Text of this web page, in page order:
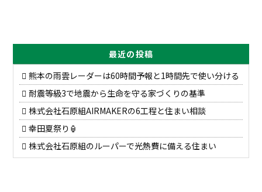
最近の投稿
熊本の雨雲レーダーは60時間予報と1時間先で使い分ける
耐震等級3で地震から生命を守る家づくりの基準
株式会社石原組AIRMAKERの6工程と住まい相談
幸田夏祭り🏮
株式会社石原組のルーパーで光熱費に備える住まい